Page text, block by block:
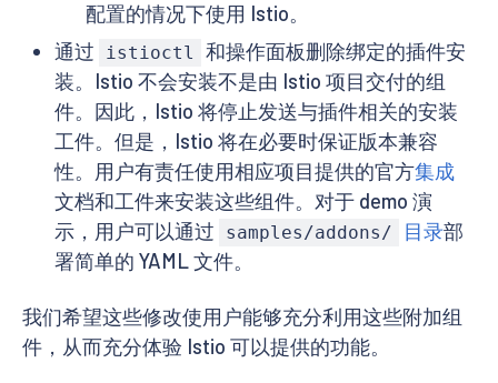
配置的情况下使用 Istio。
通过
istioctl
和操作面板删除绑定的插件安
装。Istio 不会安装不是由 Istio 项目交付的组
件。因此，Istio 将停止发送与插件相关的安装
工件。但是，Istio 将在必要时保证版本兼容
性。用户有责任使用相应项目提供的官方集成
文档和工件来安装这些组件。对于 demo 演
示，用户可以通过
samples/addons/ 目录部
署简单的 YAML 文件。
我们希望这些修改使用户能够充分利用这些附加组
件，从而充分体验 Istio 可以提供的功能。